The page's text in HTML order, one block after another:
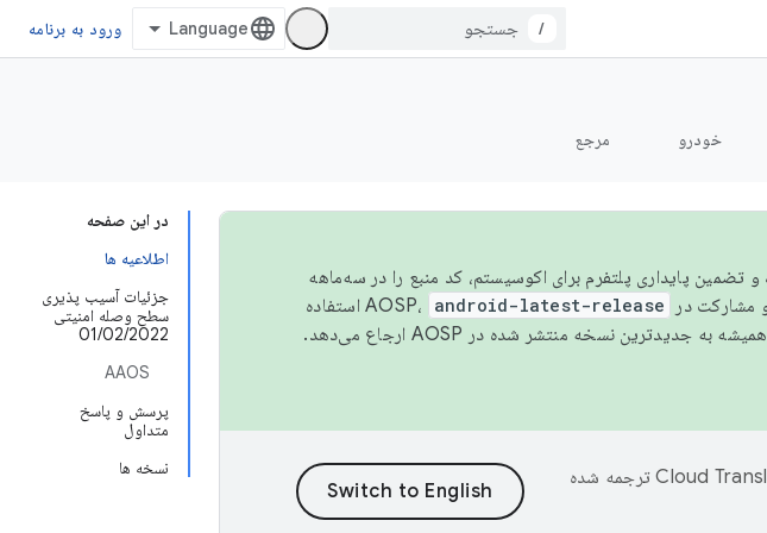
/ ورود به برنامه
خودرو مرجع
در این صفحه
اطلاعیه ها
جزئیات آسیب پذیری
سطح وصله امنیتی
01/02/2022
AAOS
پرسش و پاسخ
متداول
نسخه ها
و تضمین پایداری پلتفرم برای اکوسیستم، کد منبع را در سه‌ماهه
android-latest-release
استفاده
همیشه به جدیدترین نسخه منتشر شده در AOSP ارجاع می‌دهد.
ترجمه شده